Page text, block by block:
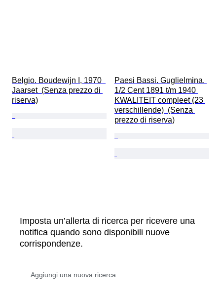
Belgio. Boudewijn I, 1970
Jaarset  (Senza prezzo di
riserva)
Paesi Bassi. Guglielmina.
1/2 Cent 1891 t/m 1940
KWALITEIT compleet (23
verschillende)  (Senza
prezzo di riserva)
Imposta un’allerta di ricerca per ricevere una
notifica quando sono disponibili nuove
corrispondenze.